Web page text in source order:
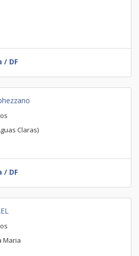
/ DF
Claras)
/ DF
Maria